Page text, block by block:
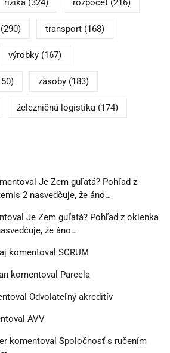
riziká(324) rozpočet(216)
transport(168)
výrobky(167)
zásoby(183)
železničná logistika(174)
Je Zem guľatá? Pohľad z
2 nasvedčuje, že áno…
Je Zem guľatá? Pohľad z okienka
že áno…
komentoval SCRUM
komentoval Parcela
Odvolateľný akreditív
AVV
komentoval Spoločnosť s ručením